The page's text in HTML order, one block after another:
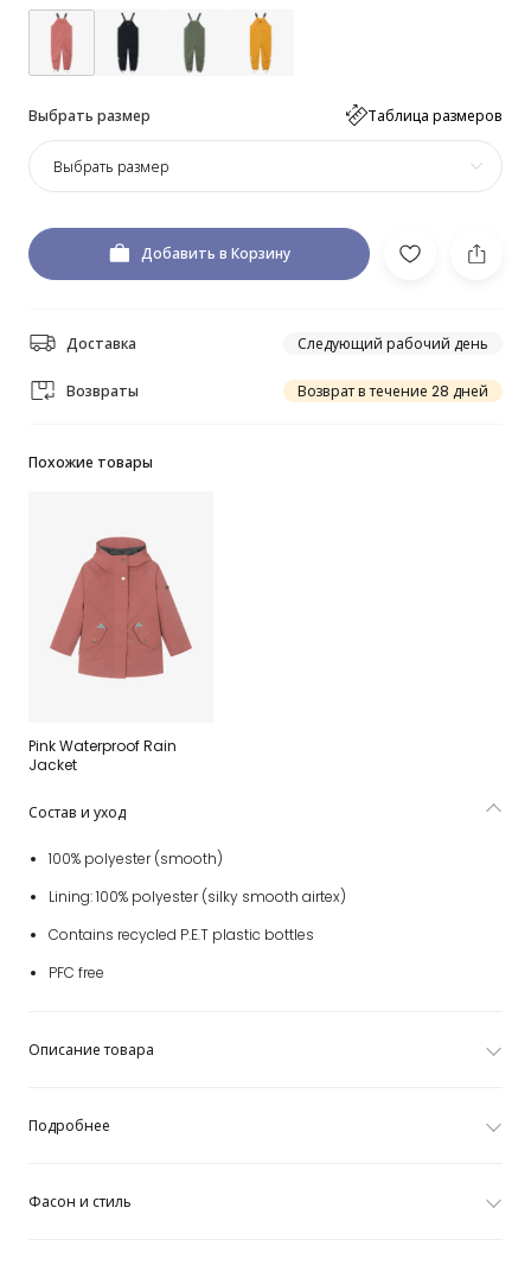
Выбрать размер Таблица размеров
Выбрать размер
Добавить в Корзину
Доставка Следующий рабочий день
Возвраты Возврат в течение 28 дней
Похожие товары
Pink Waterproof Rain
Jacket
Состав и уход
100% polyester (smooth)
Lining: 100% polyester (silky smooth airtex)
Contains recycled P.E.T plastic bottles
PFC free
Описание товара
Подробнее
Фасон и стиль